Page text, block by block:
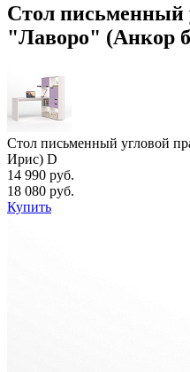
Стол письменный
"Лаворо" (Анкор
Стол письменный угловой
Ирис) D
14 990 руб.
18 080 руб.
Купить